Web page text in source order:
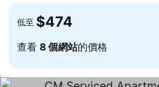
低至 $474
查看 8 個網站的價格